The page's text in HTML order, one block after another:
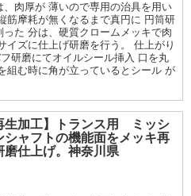
肉厚が 薄いので専用の治具を用い
筋摩耗が無くなるまで真円に 円筒研
た 分は、硬質クロームメッキで肉
イズに仕上げ研磨を行う。 仕上がり
研磨にてオイルシール挿入 口を丸
む時に角が立っているとシール が
生加工】トランス用 ミッシ
シャフトの機能面をメッキ再
磨仕上げ。神奈川県